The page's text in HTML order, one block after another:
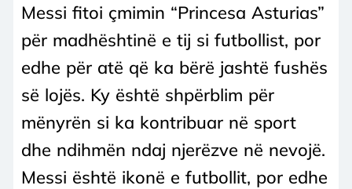
Messi fitoi çmimin “Princesa Asturias”
për madhështinë e tij si futbollist, por
edhe për atë që ka bërë jashtë fushës
së lojës. Ky është shpërblim për
mënyrën si ka kontribuar në sport
dhe ndihmën ndaj njerëzve në nevojë.
Messi është ikonë e futbollit, por edhe